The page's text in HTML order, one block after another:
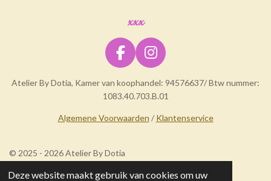
Deze website maakt gebruik van cookies om uw
xxx
F
c
e
b
k
I
s
t
a
a
m
Atelier By Dotia, Kamer van koophandel: 94576637/ Btw nummer:
1083.40.703.B.01
Algemene Voorwaarden / Klantenservice
© 2025 - 2026 Atelier By Dotia